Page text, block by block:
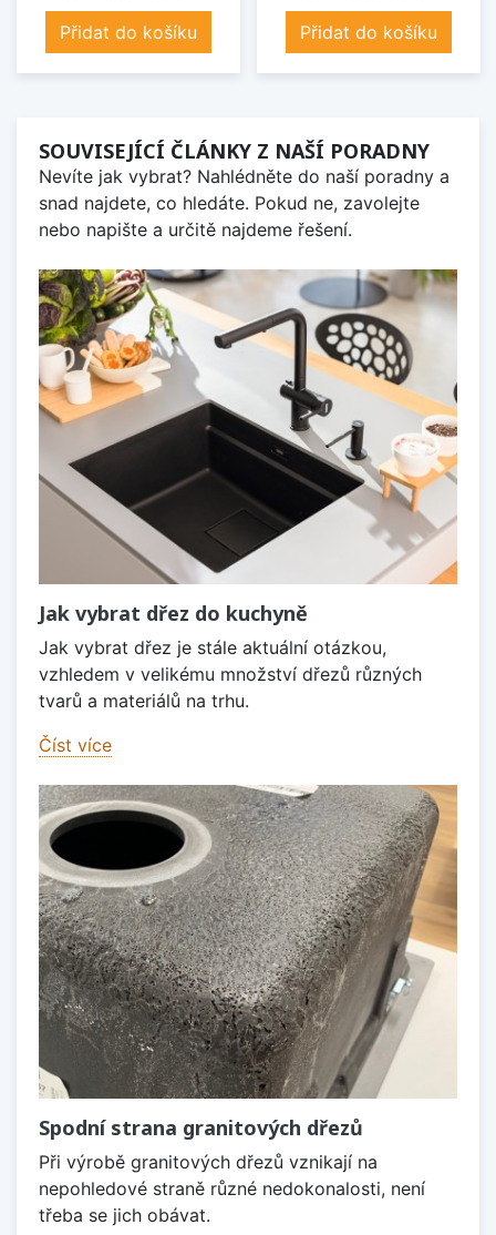
Přidat do košíku Přidat do košíku
SOUVISEJÍCÍ ČLÁNKY Z NAŠÍ PORADNY
Nevíte jak vybrat? Nahlédněte do naší poradny a
snad najdete, co hledáte. Pokud ne, zavolejte
nebo napište a určitě najdeme řešení.
Jak vybrat dřez do kuchyně
Jak vybrat dřez je stále aktuální otázkou,
vzhledem v velikému množství dřezů různých
tvarů a materiálů na trhu.
Číst více
Spodní strana granitových dřezů
Při výrobě granitových dřezů vznikají na
nepohledové straně různé nedokonalosti, není
třeba se jich obávat.